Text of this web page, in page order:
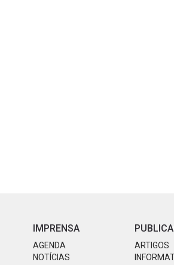
IMPRENSA
AGENDA
NOTÍCIAS
ARTIGOS